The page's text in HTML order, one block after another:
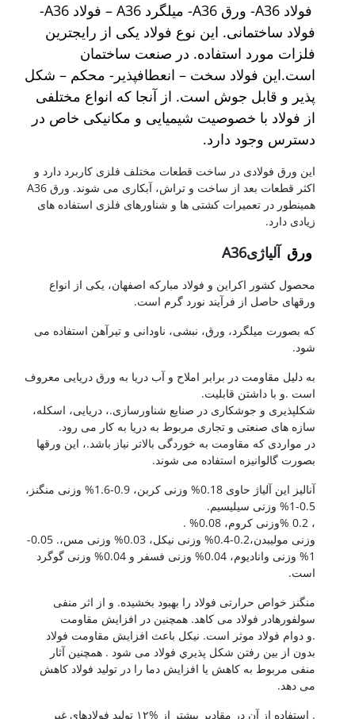
فولاد A36- ورق A36- میلگرد A36 – فولاد A36-
فولاد ساختمانی. این نوع فولاد یکی از رایجترین
فلزات مورد استفاده. در صنعت ساختمان
است.این فولاد سخت – انعطافپذیر- محکم – شکل
پذیر و قابل جوش است. از آنجا که انواع مختلفی
از فولاد با خصوصیت شیمیایی و مکانیکی خاص در
دسترس وجود دارد.
این ورق فولادی در ساخت قطعات مختلف فلزی کاربرد دارد و
اکثر قطعات بعد از ساخت و تراش، آبکاری می شوند. ورق A36
همینطور در تعمیرات کشتی ها و شناورهای فلزی استفاده های
زیادی دارد.
ورق آلیاژیA36
محصول کشور اکراین و فولاد مبارکه اصفهان، یکی از انواع
ورقهای حاصل از فرآیند نورد گرم است.
که بصورت میلگرد، ورق، نبشی، ناودانی و تیرآهن استفاده می
شود.
به دلیل مقاومت در برابر املاح و آب دریا به ورق دریایی معروف
است .و با داشتن قابلیت.
شکلپذیری و جوشکاری در صنایع شناورسازی.، دریایی، اسکله،
سازه های صنعتی و تجاری مربوط به دریا به کار می رود.
در مواردی که مقاومت به خوردگی بالاتر نیاز باشد.، این ورقها
بصورت گالوانیزه استفاده می شوند.
آنالیز این آلیاژ حاوی 0.18% وزنی کربن، 0.9-1.6% وزنی منگنز،
0.5-1% وزنی سیلیسیم.
، 0.2 %وزنی کروم، 0.08% .
وزنی مولیبدن،0.2-0.4% وزنی نیکل، 0.03% وزنی مس،. 0.05-
1% وزنی وانادیوم، 0.04% وزنی فسفر و 0.04% وزنی گوگرد
است.
منگنز خواص حرارتی فولاد را بهبود بخشیده. و از اثر منفی
سولفورهادر فولاد می کاهد. همچنین در افزایش مقاومت
.و دوام فولاد موثر است. نیکل باعث افزایش مقاومت فولاد
بدون از بین رفتن شکل پذیري فولاد می شود . همچنین آثار
منفی مربوط به کاهش یا افزایش دما را در تولید فولاد کاهش
می دهد.
. استفاده از آن در مقادیر بیشتر از %١٢ تولید فولادهاي غیر